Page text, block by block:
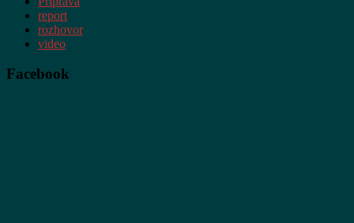
report
rozhovor
video
Facebook